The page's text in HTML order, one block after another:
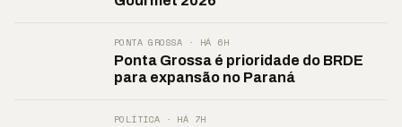
PONTA GROSSA · HÁ 6H
Ponta Grossa é prioridade do BRDE
para expansão no Paraná
POLÍTICA · HÁ 7H